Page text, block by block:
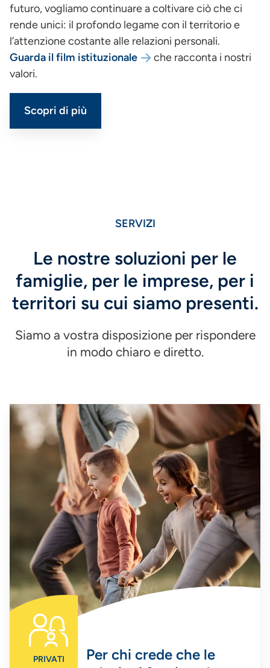
futuro, vogliamo continuare a coltivare ciò che ci
rende unici: il profondo legame con il territorio e
l’attenzione costante alle relazioni personali.
Guarda il film istituzionale
che racconta i nostri
valori.
Scopri di più
SERVIZI
Le nostre soluzioni per le
famiglie, per le imprese, per i
territori su cui siamo presenti.
Siamo a vostra disposizione per rispondere
in modo chiaro e diretto.
PRIVATI
Per chi crede che le